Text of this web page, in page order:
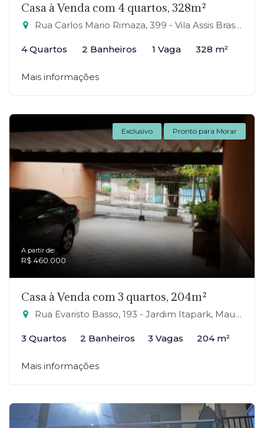
Casa à Venda com 4 quartos, 328m²
Rua Carlos Mario Rimaza, 399 - Vila Assis Brasil, Mauá-SP
4 Quartos 2 Banheiros 1 Vaga 328 m²
Mais informações
Exclusivo Pronto para Morar
A partir de:
R$ 460.000
Casa à Venda com 3 quartos, 204m²
Rua Evaristo Basso, 193 - Jardim Itapark, Mauá-SP
3 Quartos 2 Banheiros 3 Vagas 204 m²
Mais informações